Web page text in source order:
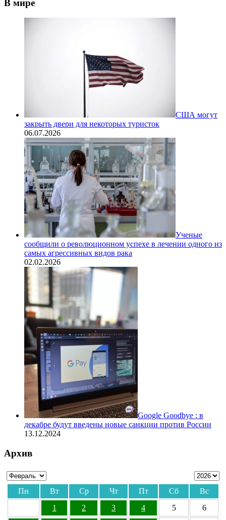
В мире
США могут
закрыть двери для некоторых туристок
06.07.2026
Ученые
сообщили о революционном успехе в лечении одного из
самых агрессивных видов рака
02.02.2026
Google Goodbye : в
декабре будут введены новые санкции против России
13.12.2024
Архив
Пн Вт Ср Чт Пт Сб
Вс
1
2 3 4 5 6